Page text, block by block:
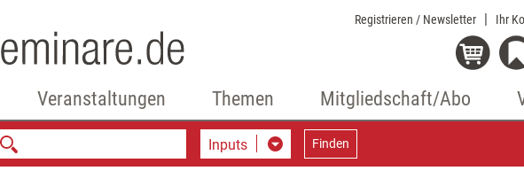
Registrieren / Newsletter Ihr
Veranstaltungen Themen Mitgliedschaft/Abo
Inputs Finden